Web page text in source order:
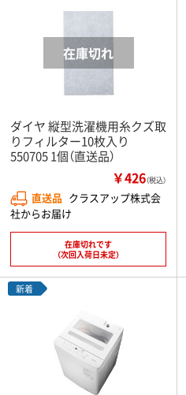
ダイヤ 縦型洗濯機用糸クズ取
りフィルター10枚入り
550705 1個（直送品）
￥426（税込）
直送品 クラスアップ株式会
社からお届け
在庫切れです
（次回入荷日未定）
新着